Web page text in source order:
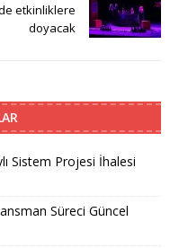
etkinliklere
doyacak
Sistem Projesi İhalesi
Süreci Güncel